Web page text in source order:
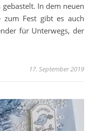
In dem neuen
zum Fest gibt es auch
für Unterwegs, der
17. September 2019